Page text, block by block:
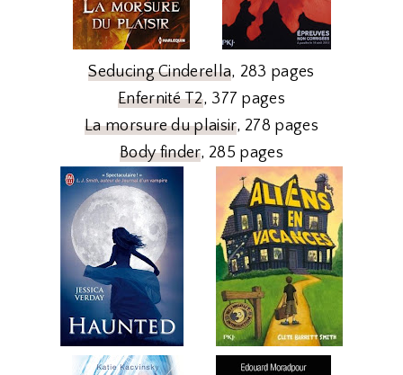
Seducing Cinderella, 283 pages
Enfernité T2, 377 pages
La morsure du plaisir, 278 pages
Body finder, 285 pages